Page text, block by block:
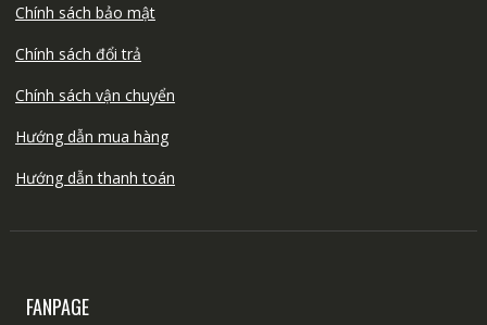
Chính sách bảo mật
Chính sách đổi trả
Chính sách vận chuyển
Hướng dẫn mua hàng
Hướng dẫn thanh toán
FANPAGE